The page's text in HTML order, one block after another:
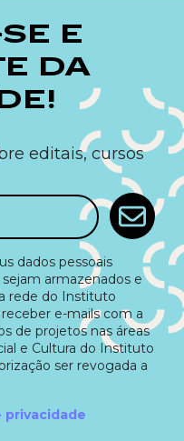
E
DA
editais, cursos
dados pessoais
armazenados e
rede do Instituto
e-mails com a
de projetos nas áreas
e Cultura do Instituto
ser revogada a
privacidade